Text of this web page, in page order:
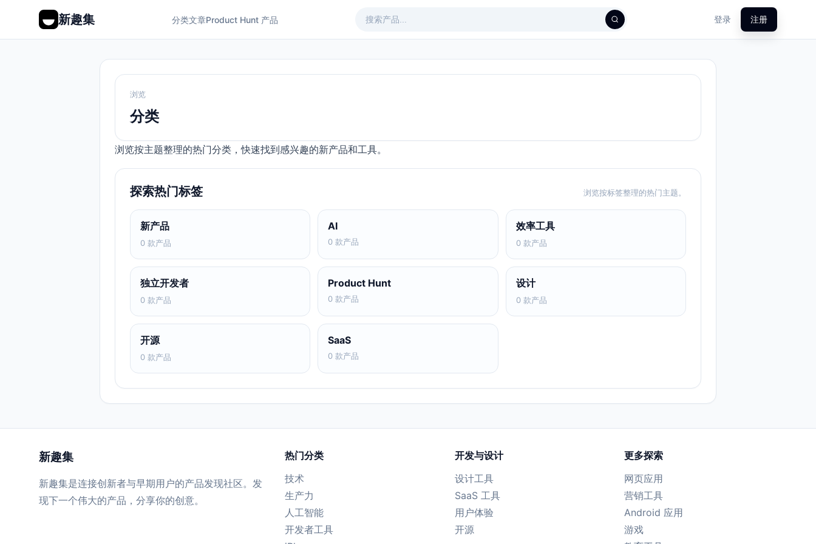
新趣集 分类文章Product Hunt 产品 登录 注册
浏览
分类
浏览按主题整理的热门分类，快速找到感兴趣的新产品和工具。
探索热门标签 浏览按标签整理的热门主题。
新产品
0 款产品
AI
0 款产品
效率工具
0 款产品
独立开发者
0 款产品
Product Hunt
0 款产品
设计
0 款产品
开源
0 款产品
SaaS
0 款产品
新趣集
新趣集是连接创新者与早期用户的产品发现社区。发
现下一个伟大的产品，分享你的创意。
热门分类
技术
生产力
人工智能
开发者工具
开发与设计
设计工具
SaaS 工具
用户体验
开源
更多探索
网页应用
营销工具
Android 应用
游戏